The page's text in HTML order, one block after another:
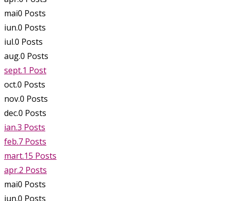
mai0 Posts
iun.0 Posts
iul.0 Posts
aug.0 Posts
sept.1 Post
oct.0 Posts
nov.0 Posts
dec.0 Posts
ian.3 Posts
feb.7 Posts
mart.15 Posts
apr.2 Posts
mai0 Posts
iun.0 Posts